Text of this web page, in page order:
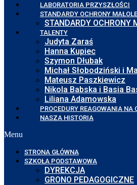
LABORATORIA PRZYSZŁOŚCI
STANDARDY OCHRONY
STANDARDY
TALENTY
Judyta Zaraś
Hanna Kupiec
Szymon Dłubak
Michał Słobodziński i
Mateusz Paszkiewicz
Nikola Babska i Basia
Liliana Adamowska
PROCEDURY REAGOWANIA NA
NASZA HISTORIA
Menu
STRONA GŁÓWNA
SZKOŁA PODSTAWOWA
DYREKCJA
GRONO PEDAGOGICZNE